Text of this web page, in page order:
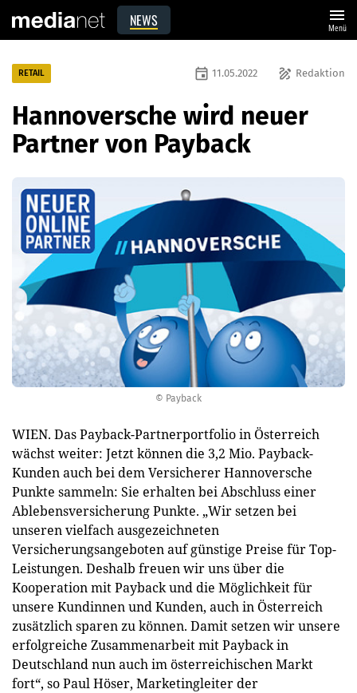
NEWS menu
Menü
© Payback
RETAIL draw Redaktion
event 11.05.2022
Hannoversche wird neuer
Partner von Payback
WIEN. Das Payback-Partnerportfolio in Österreich
wächst weiter: Jetzt können die 3,2 Mio. Payback-
Kunden auch bei dem Versicherer Hannoversche
Punkte sammeln: Sie erhalten bei Abschluss einer
Ablebensversicherung Punkte. „Wir setzen bei
unseren vielfach ausgezeichneten
Versicherungsangeboten auf günstige Preise für Top-
Leistungen. Deshalb freuen wir uns über die
Kooperation mit Payback und die Möglichkeit für
unsere Kundinnen und Kunden, auch in Österreich
zusätzlich sparen zu können. Damit setzen wir unsere
erfolgreiche Zusammenarbeit mit Payback in
Deutschland nun auch im österreichischen Markt
fort“, so Paul Höser, Marketingleiter der